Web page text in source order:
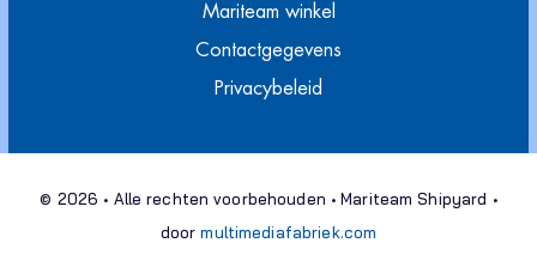
Mariteam winkel
Contactgegevens
Privacybeleid
© 2026 • Alle rechten voorbehouden • Mariteam Shipyard •
doormultimediafabriek.com